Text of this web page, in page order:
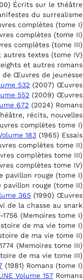
Écrits sur le théâtre
du surrealisme
complètes (tome I)
complètes (tome II)
complètes (tome III)
textes (tome IV)
et autres romans
de Œuvres de jeunesse
532 (2007) Œuvres
552 (2009) Œuvres
672 (2024) Romans
récits, nouvelles
complètes tome I)
183 (1965) Essais
complètes tome II)
complètes tome III)
complètes tome IV)
pavillon rouge (tome I)
pavillon rouge (tome II)
365 (1990) Œuvres
de la chasse au snark
1756 (Memoires tome I)
de ma vie tome I)
de ma vie tome II)
(Memoires tome III)
de ma vie tome III)
(1981) Romans (tome I)
Volume 157 Romans